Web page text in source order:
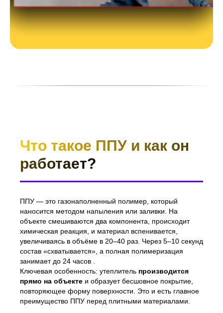
Что такое ППУ и как он
работает?
ППУ — это газонаполненный полимер, который
наносится методом напыления или заливки. На
объекте смешиваются два компонента, происходит
химическая реакция, и материал вспенивается,
увеличиваясь в объёме в 20–40 раз. Через 5–10 секунд
состав «схватывается», а полная полимеризация
занимает до 24 часов .
Ключевая особенность: утеплитель производится
прямо на объекте и образует бесшовное покрытие,
повторяющее форму поверхности. Это и есть главное
преимущество ППУ перед плитными материалами.